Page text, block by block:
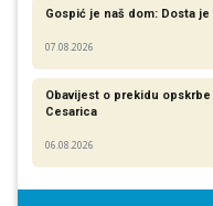
Gospić je naš dom: Dosta
07.08.2026
Obavijest o prekidu
Cesarica
06.08.2026